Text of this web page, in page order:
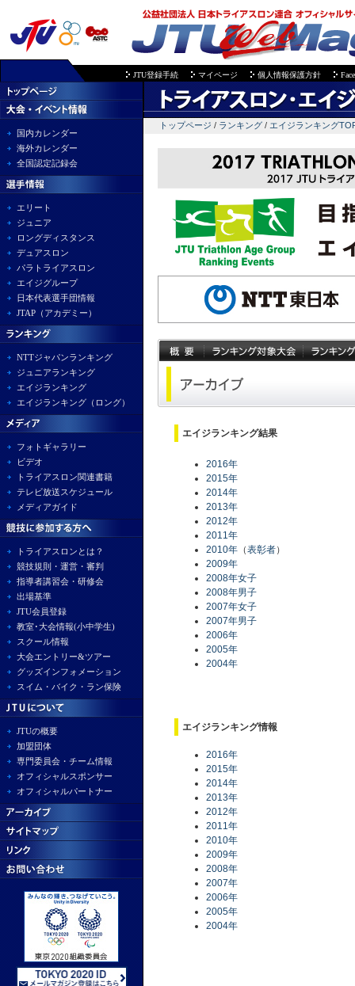
JTU登録手続 マイページ 個人情報保護方針
国内カレンダー
海外カレンダー
全国認定記録会
エリート
ジュニア
ロングディスタンス
デュアスロン
パラトライアスロン
エイジグループ
日本代表選手団情報
JTAP（アカデミー）
NTTジャパンランキング
ジュニアランキング
エイジランキング
エイジランキング（ロング）
フォトギャラリー
ビデオ
トライアスロン関連書籍
テレビ放送スケジュール
メディアガイド
トライアスロンとは？
競技規則・運営・審判
指導者講習会・研修会
出場基準
JTU会員登録
教室･大会情報(小中学生)
スクール情報
大会エントリー&ツアー
グッズインフォメーション
スイム・バイク・ラン保険
JTUの概要
加盟団体
専門委員会・チーム情報
オフィシャルスポンサー
オフィシャルパートナー
トップページ / ランキング / エイジランキング
エイジランキング結果
2016年
2015年
2014年
2013年
2012年
2011年
2010年 （表彰者）
2009年
2008年女子
2008年男子
2007年女子
2007年男子
2006年
2005年
2004年
エイジランキング情報
2016年
2015年
2014年
2013年
2012年
2011年
2010年
2009年
2008年
2007年
2006年
2005年
2004年